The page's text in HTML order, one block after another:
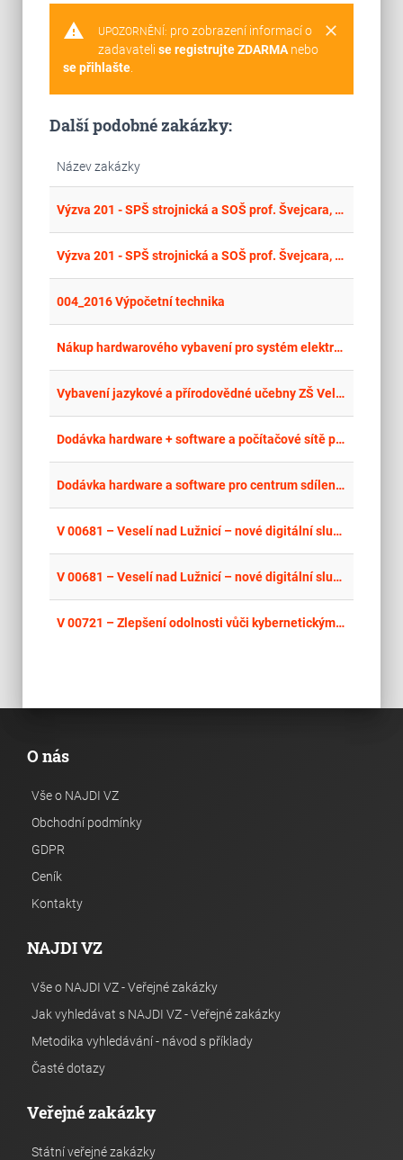
warning clear
UPOZORNĚNÍ: pro zobrazení informací o
zadavateli se registrujte ZDARMAnebo
se přihlašte.
Další podobné zakázky:
Název zakázky
Výzva 201 - SPŠ strojnická a SOŠ prof. Švejcara, Plzeň a Gymnázium L. Pika, Plzeň
Výzva 201 - SPŠ strojnická a SOŠ prof. Švejcara, Plzeň a Gymnázium L. Pika, Plzeň
004_2016 Výpočetní technika
Nákup hardwarového vybavení pro systém elektronické zdravotnické dokumentace v PL Červený Dvůr.
Vybavení jazykové a přírodovědné učebny ZŠ Velvary – IT technologie
Dodávka hardware + software a počítačové sítě pro centrum sdílených služeb Mironet
Dodávka hardware a software pro centrum sdílených služeb Databig
V 00681 – Veselí nad Lužnicí – nové digitální služby
V 00681 – Veselí nad Lužnicí – nové digitální služby – nové vyhlášení
V 00721 – Zlepšení odolnosti vůči kybernetickým hrozbám DC Rosice
O nás
Vše o NAJDI VZ
Obchodní podmínky
GDPR
Ceník
Kontakty
NAJDI VZ
Vše o NAJDI VZ - Veřejné zakázky
Jak vyhledávat s NAJDI VZ - Veřejné zakázky
Metodika vyhledávání - návod s příklady
Časté dotazy
Veřejné zakázky
Státní veřejné zakázky